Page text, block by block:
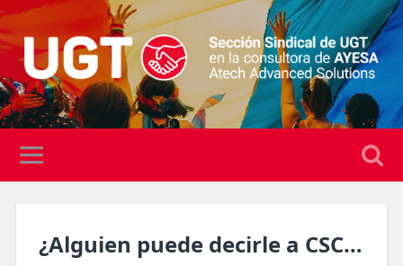
¿Alguien puede decirle a CSC…